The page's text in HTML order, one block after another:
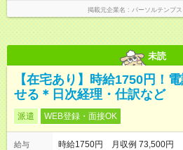
掲載元企業名 パーソルテンプ
未読
【在宅あり】時給1750円！
せる＊日次経理・仕訳など
派遣 WEB登録・面接OK
給与
時給1750円 月収例 73,500円